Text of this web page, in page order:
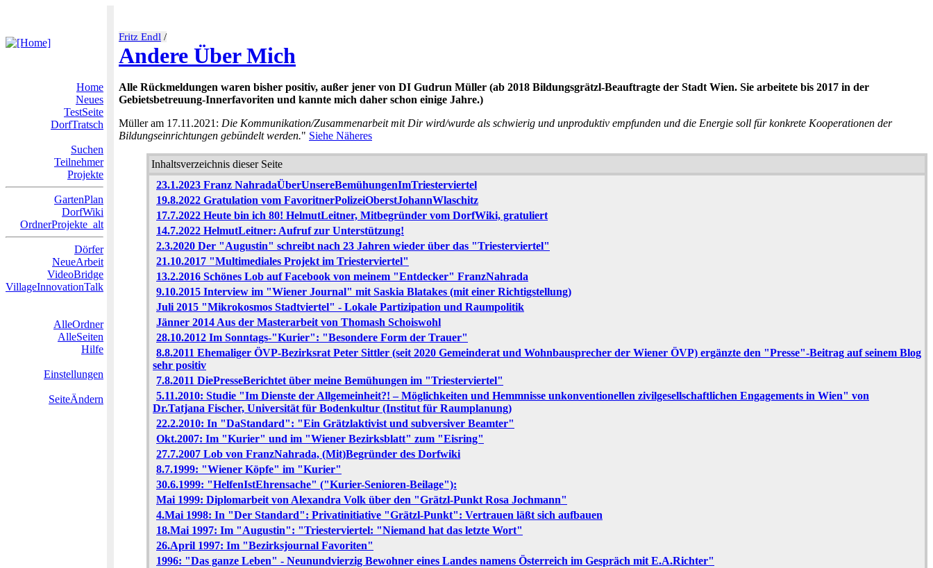
Fritz Endl /
Andere Über Mich
Home
Neues
TestSeite
DorfTratsch
Suchen
Teilnehmer
Projekte
GartenPlan
DorfWiki
OrdnerProjekte_alt
Dörfer
NeueArbeit
VideoBridge
VillageInnovationTalk
AlleOrdner
AlleSeiten
Hilfe
Einstellungen
SeiteÄndern
Alle Rückmeldungen waren bisher positiv, außer jener von DI Gudrun Müller (ab 2018 Bildungsgrätzl-Beauftragte der Stadt Wien. Sie arbeitete bis 2017 in der
Gebietsbetreuung-Innerfavoriten und kannte mich daher schon einige Jahre.)
Müller am 17.11.2021: Die Kommunikation/Zusammenarbeit mit Dir wird/wurde als schwierig und unproduktiv empfunden und die Energie soll für konkrete Kooperationen der
Bildungseinrichtungen gebündelt werden." Siehe Näheres
Inhaltsverzeichnis dieser Seite
23.1.2023 Franz NahradaÜberUnsereBemühungenImTriesterviertel
19.8.2022 Gratulation vom FavoritnerPolizeiOberstJohannWlaschitz
17.7.2022 Heute bin ich 80! HelmutLeitner, Mitbegründer vom DorfWiki, gratuliert
14.7.2022 HelmutLeitner: Aufruf zur Unterstützung!
2.3.2020 Der "Augustin" schreibt nach 23 Jahren wieder über das "Triesterviertel"
21.10.2017 "Multimediales Projekt im Triesterviertel"
13.2.2016 Schönes Lob auf Facebook von meinem "Entdecker" FranzNahrada
9.10.2015 Interview im "Wiener Journal" mit Saskia Blatakes (mit einer Richtigstellung)
Juli 2015 "Mikrokosmos Stadtviertel" - Lokale Partizipation und Raumpolitik
Jänner 2014 Aus der Masterarbeit von Thomash Schoiswohl
28.10.2012 Im Sonntags-"Kurier": "Besondere Form der Trauer"
8.8.2011 Ehemaliger ÖVP-Bezirksrat Peter Sittler (seit 2020 Gemeinderat und Wohnbausprecher der Wiener ÖVP) ergänzte den "Presse"-Beitrag auf seinem Blog
sehr positiv
7.8.2011 DiePresseBerichtet über meine Bemühungen im "Triesterviertel"
5.11.2010: Studie "Im Dienste der Allgemeinheit?! – Möglichkeiten und Hemmnisse unkonventionellen zivilgesellschaftlichen Engagements in Wien" von
Dr.Tatjana Fischer, Universität für Bodenkultur (Institut für Raumplanung)
22.2.2010: In "DaStandard": "Ein Grätzlaktivist und subversiver Beamter"
Okt.2007: Im "Kurier" und im "Wiener Bezirksblatt" zum "Eisring"
27.7.2007 Lob von FranzNahrada, (Mit)Begründer des Dorfwiki
8.7.1999: "Wiener Köpfe" im "Kurier"
30.6.1999: "HelfenIstEhrensache" ("Kurier-Senioren-Beilage"):
Mai 1999: Diplomarbeit von Alexandra Volk über den "Grätzl-Punkt Rosa Jochmann"
4.Mai 1998: In "Der Standard": Privatinitiative "Grätzl-Punkt": Vertrauen läßt sich aufbauen
18.Mai 1997: Im "Augustin": "Triesterviertel: "Niemand hat das letzte Wort"
26.April 1997: Im "Bezirksjournal Favoriten"
1996: "Das ganze Leben" - Neunundvierzig Bewohner eines Landes namens Österreich im Gespräch mit E.A.Richter"